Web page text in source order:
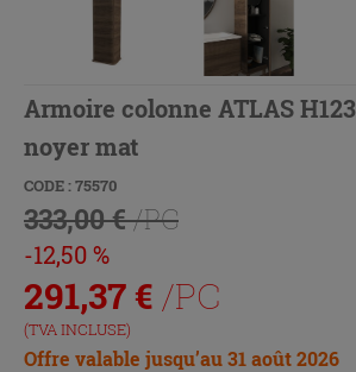
Armoire colonne ATLAS
noyer mat
CODE : 75570
333,00 €/PC
-12,50 %
291,37 € /PC
(TVA INCLUSE)
Offre valable jusqu’au 31 août 2026